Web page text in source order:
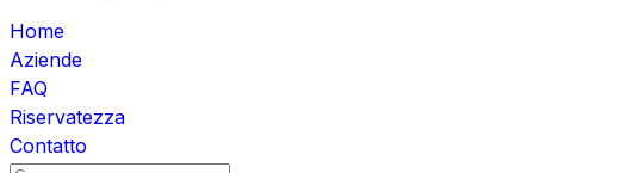
Home
Aziende
FAQ
Riservatezza
Contatto